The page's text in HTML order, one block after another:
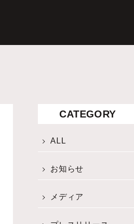
CATEGORY
ALL
お知らせ
メディア